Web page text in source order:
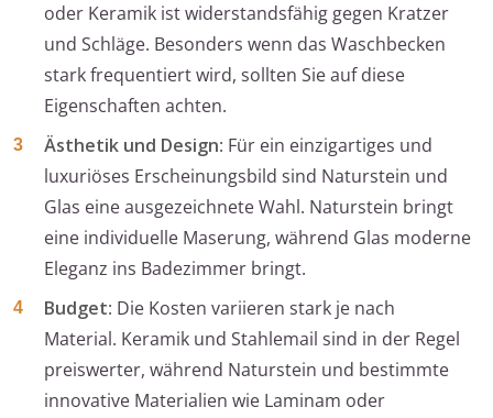
oder Keramik ist widerstandsfähig gegen Kratzer
und Schläge. Besonders wenn das Waschbecken
stark frequentiert wird, sollten Sie auf diese
Eigenschaften achten.
Ästhetik und Design: Für ein einzigartiges und
luxuriöses Erscheinungsbild sind Naturstein und
Glas eine ausgezeichnete Wahl. Naturstein bringt
eine individuelle Maserung, während Glas moderne
Eleganz ins Badezimmer bringt.
Budget: Die Kosten variieren stark je nach
Material. Keramik und Stahlemail sind in der Regel
preiswerter, während Naturstein und bestimmte
innovative Materialien wie Laminam oder